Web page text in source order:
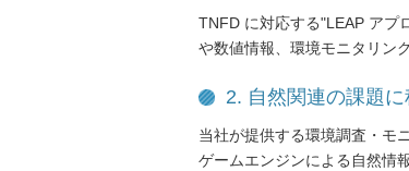
TNFD に対応する"LEAP アプ
や数値情報、環境モニタリン
2. 自然関連の課題
当社が提供する環境調査・モ
ゲームエンジンによる自然情